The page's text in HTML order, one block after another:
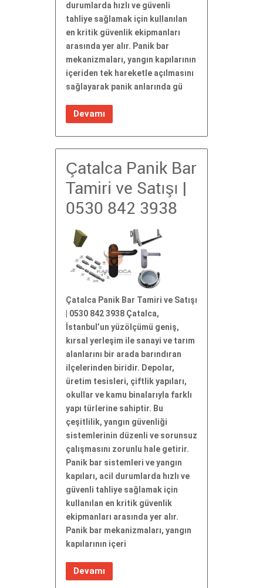
durumlarda hızlı ve güvenli
tahliye sağlamak için kullanılan
en kritik güvenlik ekipmanları
arasında yer alır. Panik bar
mekanizmaları, yangın kapılarının
içeriden tek hareketle açılmasını
sağlayarak panik anlarında gü
Devamı
Çatalca Panik Bar
Tamiri ve Satışı |
0530 842 3938
Çatalca Panik Bar Tamiri ve Satışı
| 0530 842 3938 Çatalca,
İstanbul’un yüzölçümü geniş,
kırsal yerleşim ile sanayi ve tarım
alanlarını bir arada barındıran
ilçelerinden biridir. Depolar,
üretim tesisleri, çiftlik yapıları,
okullar ve kamu binalarıyla farklı
yapı türlerine sahiptir. Bu
çeşitlilik, yangın güvenliği
sistemlerinin düzenli ve sorunsuz
çalışmasını zorunlu hale getirir.
Panik bar sistemleri ve yangın
kapıları, acil durumlarda hızlı ve
güvenli tahliye sağlamak için
kullanılan en kritik güvenlik
ekipmanları arasında yer alır.
Panik bar mekanizmaları, yangın
kapılarının içeri
Devamı